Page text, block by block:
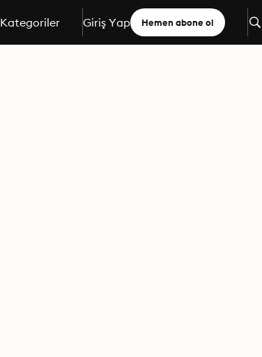
Kategoriler Giriş Yap Hemen abone ol